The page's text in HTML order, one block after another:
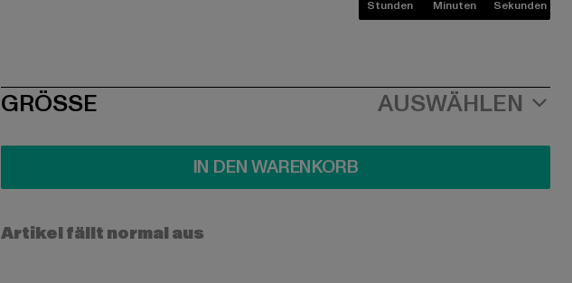
Stunden Minuten Sekunden
SIZE
GRÖSSE AUSWÄHLEN
IN DEN WARENKORB
Artikel fällt normal aus